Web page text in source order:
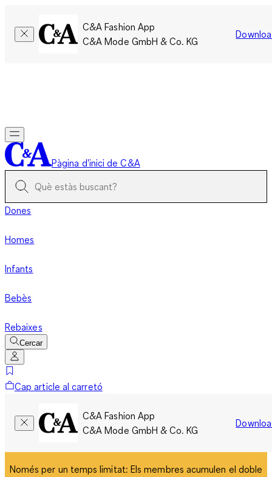
C&A Fashion App
C&A Mode GmbH & Co. KG
Pàgina d'inici de C&A
Dones
Homes
Infants
Bebès
Rebaixes
Cercar
Cap article al carretó
C&A Fashion App
C&A Mode GmbH & Co. KG
Només per un temps limitat: Els membres acumulen el doble